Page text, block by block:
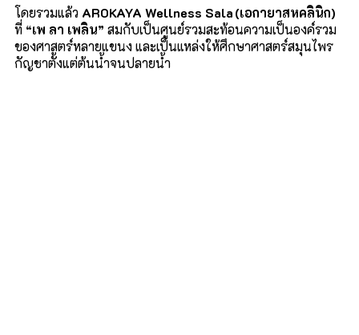
โดยรวมแล้ว AROKAYA Wellness Sala (เอกายาสหคลินิก)
ที่ “เพ ลา เพลิน” สมกับเป็นศูนย์รวมสะท้อนความเป็นองค์รวม
ของศาสตร์หลายแขนง และเป็นแหล่งให้ศึกษาศาสตร์สมุนไพร
กัญชาตั้งแต่ต้นน้ำจนปลายน้ำ